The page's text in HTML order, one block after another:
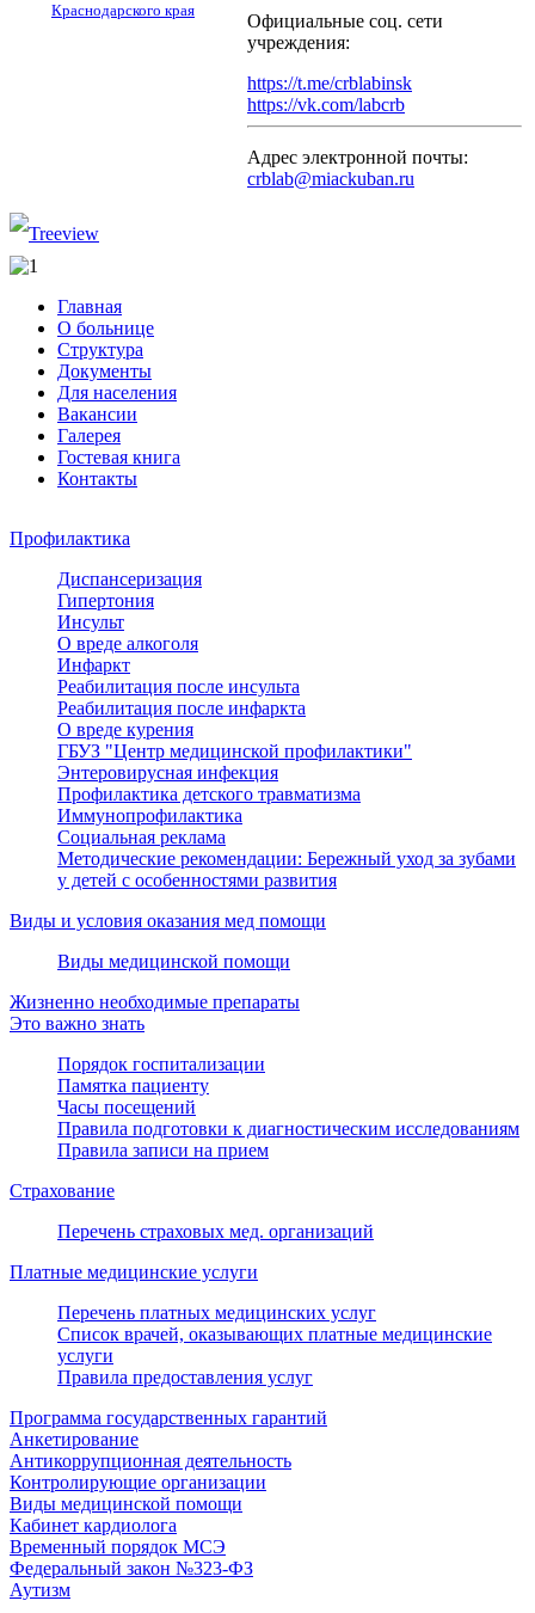
Краснодарского края
Официальные соц. сети
учреждения:
https://t.me/crblabinsk
https://vk.com/labcrb
Адрес электронной почты:
crblab@miackuban.ru
Главная
О больнице
Структура
Документы
Для населения
Вакансии
Галерея
Гостевая книга
Контакты
Профилактика
Диспансеризация
Гипертония
Инсульт
О вреде алкоголя
Инфаркт
Реабилитация после инсульта
Реабилитация после инфаркта
О вреде курения
ГБУЗ "Центр медицинской профилактики"
Энтеровирусная инфекция
Профилактика детского травматизма
Иммунопрофилактика
Социальная реклама
Методические рекомендации: Бережный уход за зубами
у детей с особенностями развития
Виды и условия оказания мед помощи
Виды медицинской помощи
Жизненно необходимые препараты
Это важно знать
Порядок госпитализации
Памятка пациенту
Часы посещений
Правила подготовки к диагностическим исследованиям
Правила записи на прием
Страхование
Перечень страховых мед. организаций
Платные медицинские услуги
Перечень платных медицинских услуг
Список врачей, оказывающих платные медицинские
услуги
Правила предоставления услуг
Программа государственных гарантий
Анкетирование
Антикоррупционная деятельность
Контролирующие организации
Виды медицинской помощи
Кабинет кардиолога
Временный порядок МСЭ
Федеральный закон №323-ФЗ
Аутизм